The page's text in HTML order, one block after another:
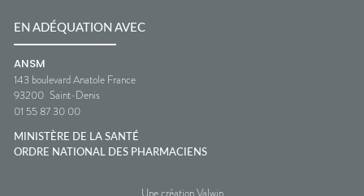
EN ADÉQUATION AVEC
ANSM
143 boulevard Anatole France
93200 Saint-Denis
01 55 87 30 00
MINISTÈRE DE LA SANTÉ
ORDRE NATIONAL DES PHARMACIENS